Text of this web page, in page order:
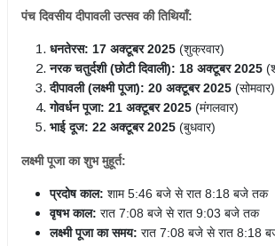
पंच दिवसीय दीपावली उत्सव की तिथियाँ:
धनतेरस: 17 अक्टूबर 2025 (शुक्रवार)
नरक चतुर्दशी (छोटी दिवाली): 18 अक्टूबर 2025
दीपावली (लक्ष्मी पूजा): 20 अक्टूबर 2025 (सोमवार)
गोवर्धन पूजा: 21 अक्टूबर 2025 (मंगलवार)
भाई दूज: 22 अक्टूबर 2025 (बुधवार)
लक्ष्मी पूजा का शुभ मुहूर्त:
प्रदोष काल: शाम 5:46 बजे से रात 8:18 बजे तक
वृषभ काल: रात 7:08 बजे से रात 9:03 बजे तक
लक्ष्मी पूजा का समय: रात 7:08 बजे से रात 8:18